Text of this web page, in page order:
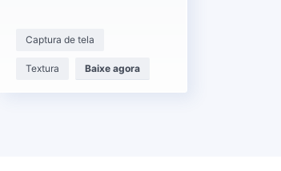
Captura de tela
Textura Baixe agora